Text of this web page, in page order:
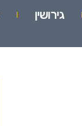
גירושין